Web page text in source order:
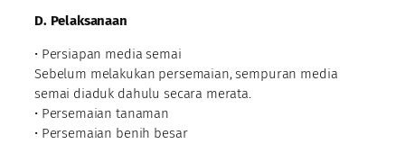
D. Pelaksanaan
• Persiapan media semai
Sebelum melakukan persemaian, sempuran media
semai diaduk dahulu secara merata.
• Persemaian tanaman
• Persemaian benih besar